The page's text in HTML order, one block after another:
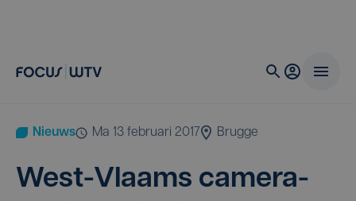
Nieuws ma 13 februari 2017 Brugge
West-Vlaams came­ra­